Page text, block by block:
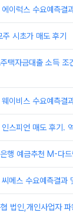
이럭스 수요예측결
주 시초가 매도 후기
택자금대출 소득
이비스 수요예측결
스피언 매도 후기.
행 예금추천 M-다
메스 수요예측결과
법인,개인사업자